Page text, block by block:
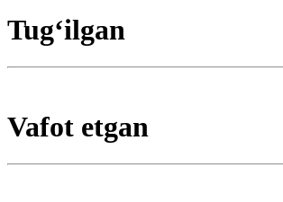
Tugʻilgan
Vafot etgan